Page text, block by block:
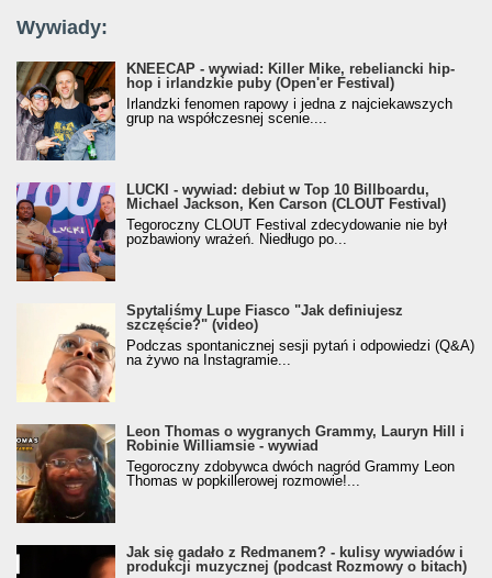
Wywiady:
KNEECAP - wywiad: Killer Mike, rebeliancki hip-
hop i irlandzkie puby (Open'er Festival)
Irlandzki fenomen rapowy i jedna z najciekawszych
grup na współczesnej scenie....
LUCKI - wywiad: debiut w Top 10 Billboardu,
Michael Jackson, Ken Carson (CLOUT Festival)
Tegoroczny CLOUT Festival zdecydowanie nie był
pozbawiony wrażeń. Niedługo po...
Spytaliśmy Lupe Fiasco "Jak definiujesz
szczęście?" (video)
Podczas spontanicznej sesji pytań i odpowiedzi (Q&A)
na żywo na Instagramie...
Leon Thomas o wygranych Grammy, Lauryn Hill i
Robinie Williamsie - wywiad
Tegoroczny zdobywca dwóch nagród Grammy Leon
Thomas w popkillerowej rozmowie!...
Jak się gadało z Redmanem? - kulisy wywiadów i
produkcji muzycznej (podcast Rozmowy o bitach)